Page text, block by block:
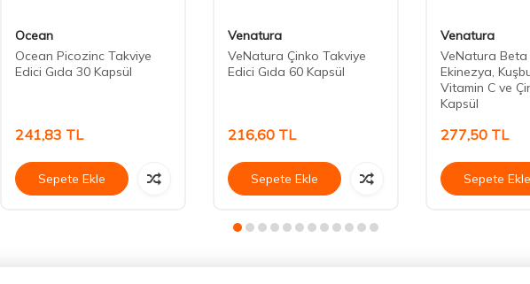
Ocean
Ocean Picozinc Takviye
Edici Gıda 30 Kapsül
241,83 TL
Sepete Ekle
Venatura
VeNatura Çinko Takviye
Edici Gıda 60 Kapsül
216,60 TL
Sepete Ekle
Venatura
VeNatura Beta
Ekinezya,
Vitamin C ve
Kapsül
277,50 TL
Sepete Ekle